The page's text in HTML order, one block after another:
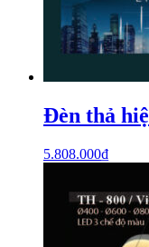
Đèn thả
5.808.000₫